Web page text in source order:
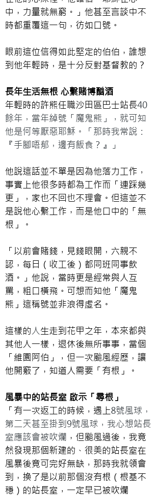
中，力量就無窮。」他甚至言談中不
時都重覆這一句，彷如口號。
眼前這位信得如此堅定的伯伯，誰想
到他年輕時，是十分反對基督教的？
長年生活無根 心繫賭博酗酒
年輕時的許熊任職沙田區巴士站長40
餘年，當年綽號「魔鬼熊」，就可知
他是何等厭惡耶穌。「那時我常說：
『手腳唔郁，邊有飯食？』」
他說這話並不單是因為他落力工作，
事實上他很多時都為工作而「連踩幾
更」，家也不回也不理會。但這並不
是說他心繫工作，而是他口中的「無
根」。
「以前會賭錢，見錢眼開，六親不
認，每日（收工後）都同班同事飲
酒。」他說，當時更是經常與人互
罵，粗口橫飛。可想而知他「魔鬼
熊」這稱號並非浪得虛名。
這樣的人生走到花甲之年，本來都與
其他人一樣，退休後無所事事，當個
「維園阿伯」，但一次颱風經歷，讓
他開竅了，知道人需要「有根」。
風暴中的站長室 啟示「尋根」
「有一次返工的時候，遇上8號風球，
第二天甚至掛到9號風球，我心想站長
室應該會被吹爛 ，但颱風過後，我竟
然發現那個新建的、很美的站長室在
風暴後竟可完好無缺，那時我就領會
到，換了是以前那個沒有根（根基不
穩）的站長室，一定早已被吹爛